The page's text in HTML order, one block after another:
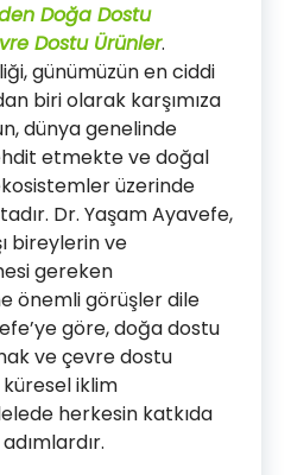
Doğa Dostu
Dostu Ürünler.
günümüzün en ciddi
biri olarak karşımıza
dünya genelinde
etmekte ve doğal
üzerinde
Dr. Yaşam Ayavefe,
bireylerin ve
gereken
önemli görüşler dile
göre, doğa dostu
ve çevre dostu
iklim
herkesin katkıda